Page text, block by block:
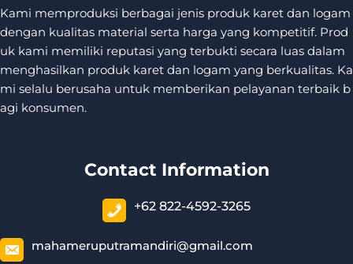
Kami memproduksi berbagai jenis produk karet dan logam
dengan kualitas material serta harga yang kompetitif. Prod
uk kami memiliki reputasi yang terbukti secara luas dalam
menghasilkan produk karet dan logam yang berkualitas. Ka
mi selalu berusaha untuk memberikan pelayanan terbaik b
agi konsumen.
Contact Information
+62 822-4592-3265
mahameruputramandiri@gmail.com